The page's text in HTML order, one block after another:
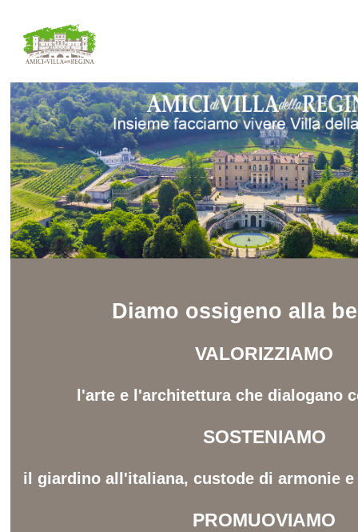
Diamo ossigeno alla
VALORIZZIAMO
l'arte e l'architettura che dialogano
SOSTENIAMO
il giardino all'italiana, custode di armonie
PROMUOVIAMO